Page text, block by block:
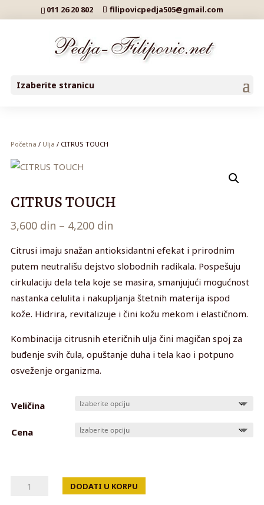
011 26 20 802 filipovicpedja505@gmail.com
Izaberite stranicu
Početna / Ulja / CITRUS TOUCH
CITRUS TOUCH
3,600 din – 4,200 dinRaspon
od
3,600 din
do
4,200 din
Citrusi imaju snažan antioksidantni efekat i prirodnim
putem neutrališu dejstvo slobodnih radikala. Pospešuju
cirkulaciju dela tela koje se masira, smanjujući mogućnost
nastanka celulita i nakupljanja štetnih materija ispod
kože. Hidrira, revitalizuje i čini kožu mekom i elastičnom.
Kombinacija citrusnih eteričnih ulja čini magičan spoj za
buđenje svih čula, opuštanje duha i tela kao i potpuno
osveženje organizma.
Veličina
Cena
CITRUS
DODATI U KORPU